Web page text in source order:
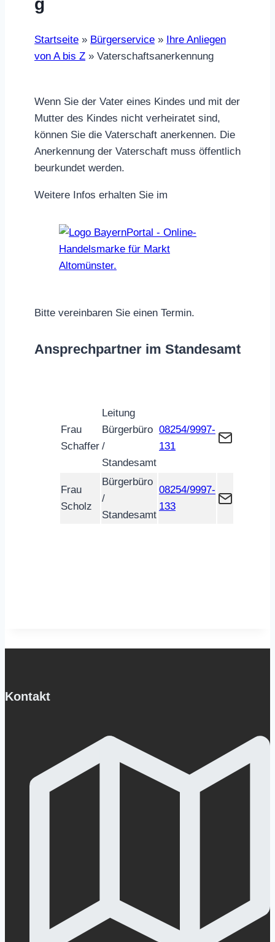
g
Startseite » Bürgerservice » Ihre Anliegen
von A bis Z » Vaterschaftsanerkennung
Wenn Sie der Vater eines Kindes und mit der
Mutter des Kindes nicht verheiratet sind,
können Sie die Vaterschaft anerkennen. Die
Anerkennung der Vaterschaft muss öffentlich
beurkundet werden.
Weitere Infos erhalten Sie im
Bitte vereinbaren Sie einen Termin.
Ansprechpartner im Standesamt
Frau
Schaffer
Leitung
Bürgerbüro
/
Standesamt
08254/9997-
131
Frau
Scholz
Bürgerbüro
/
Standesamt
08254/9997-
133
Kontakt